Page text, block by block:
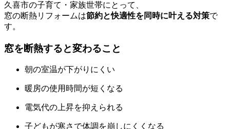
久喜市の子育て・家族世帯にとって、
窓の断熱リフォームは節約と快適性を同時に叶える対策で
す。
窓を断熱すると変わること
朝の室温が下がりにくい
暖房の使用時間が短くなる
電気代の上昇を抑えられる
子どもが寒さで体調を崩しにくくなる